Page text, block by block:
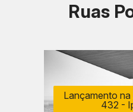
Ruas
Lançamento
432 -